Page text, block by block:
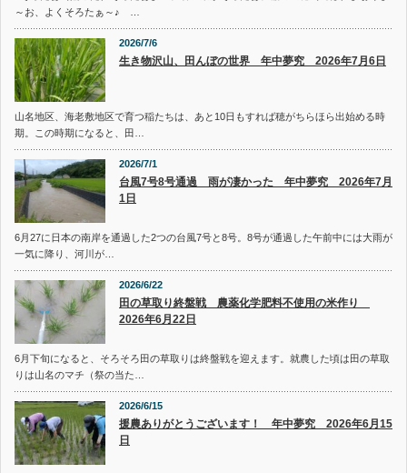
～お、よくそろたぁ～♪ …
2026/7/6
生き物沢山、田んぼの世界 年中夢究 2026年7月6日
山名地区、海老敷地区で育つ稲たちは、あと10日もすれば穂がちらほら出始める時
期。この時期になると、田…
2026/7/1
台風7号8号通過 雨が凄かった 年中夢究 2026年7月
1日
6月27に日本の南岸を通過した2つの台風7号と8号。8号が通過した午前中には大雨が
一気に降り、河川が…
2026/6/22
田の草取り終盤戦 農薬化学肥料不使用の米作り
2026年6月22日
6月下旬になると、そろそろ田の草取りは終盤戦を迎えます。就農した頃は田の草取
りは山名のマチ（祭の当た…
2026/6/15
援農ありがとうございます！ 年中夢究 2026年6月15
日